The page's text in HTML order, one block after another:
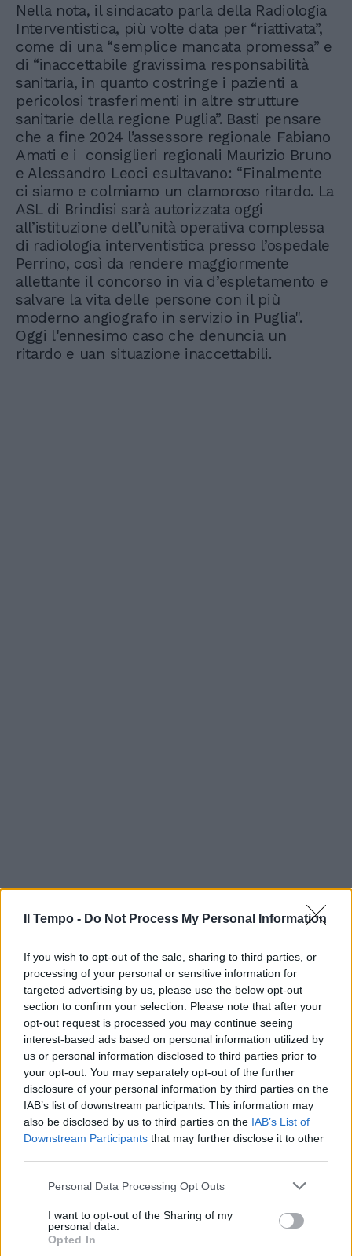
Il Tempo - Do Not Process My Personal Information
If you wish to opt-out of the sale, sharing to third parties, or
processing of your personal or sensitive information for
targeted advertising by us, please use the below opt-out
section to confirm your selection. Please note that after your
opt-out request is processed you may continue seeing
interest-based ads based on personal information utilized by
us or personal information disclosed to third parties prior to
your opt-out. You may separately opt-out of the further
disclosure of your personal information by third parties on the
IAB’s list of downstream participants. This information may
also be disclosed by us to third parties on the IAB’s List of
Downstream Participants that may further disclose it to other
Personal Data Processing Opt Outs
I want to opt-out of the Sharing of my
personal data.
Opted In
Nella nota, il sindacato parla della Radiologia
Interventistica, più volte data per “riattivata”,
come di una “semplice mancata promessa” e
di “inaccettabile gravissima responsabilità
sanitaria, in quanto costringe i pazienti a
pericolosi trasferimenti in altre strutture
sanitarie della regione Puglia”. Basti pensare
che a fine 2024 l’assessore regionale Fabiano
Amati e i consiglieri regionali Maurizio Bruno
e Alessandro Leoci esultavano: “Finalmente
ci siamo e colmiamo un clamoroso ritardo. La
ASL di Brindisi sarà autorizzata oggi
all’istituzione dell’unità operativa complessa
di radiologia interventistica presso l’ospedale
Perrino, così da rendere maggiormente
allettante il concorso in via d’espletamento e
salvare la vita delle persone con il più
moderno angiografo in servizio in Puglia".
Oggi l'ennesimo caso che denuncia un
ritardo e uan situazione inaccettabili.